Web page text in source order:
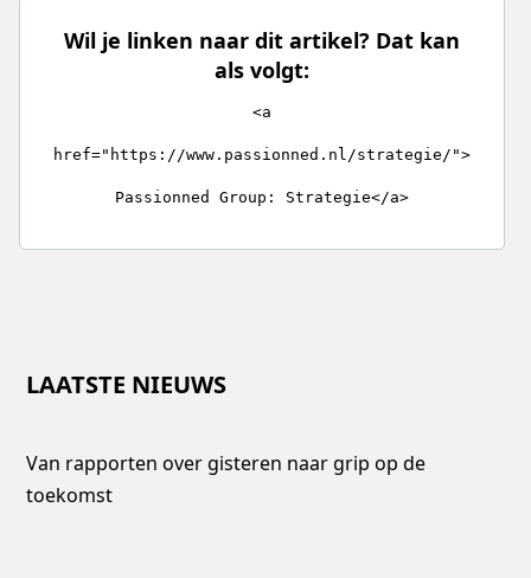
Wil je linken naar dit artikel? Dat kan
als volgt:
<a
href="https://www.passionned.nl/strategie/">
Passionned Group: Strategie</a>
LAATSTE NIEUWS
Van rapporten over gisteren naar grip op de
toekomst